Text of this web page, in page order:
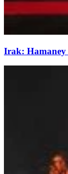
Irak: Hamaney